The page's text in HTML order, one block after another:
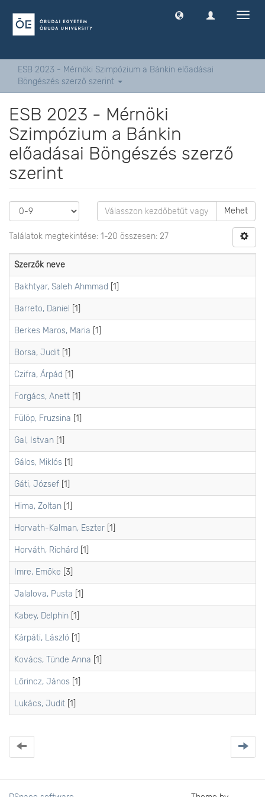
ESB 2023 - Mérnöki Szimpózium a Bánkin előadásai
Böngészés szerző szerint
ESB 2023 - Mérnöki
Szimpózium a Bánkin
előadásai Böngészés szerző
szerint
Mehet
Találatok megtekintése: 1-20 összesen: 27
Szerzők neve
Bakhtyar, Saleh Ahmmad [1]
Barreto, Daniel [1]
Berkes Maros, Maria [1]
Borsa, Judit [1]
Czifra, Árpád [1]
Forgács, Anett [1]
Fülöp, Fruzsina [1]
Gal, Istvan [1]
Gálos, Miklós [1]
Gáti, József [1]
Hima, Zoltan [1]
Horvath-Kalman, Eszter [1]
Horváth, Richárd [1]
Imre, Emőke [3]
Jalalova, Pusta [1]
Kabey, Delphin [1]
Kárpáti, László [1]
Kovács, Tünde Anna [1]
Lőrincz, János [1]
Lukács, Judit [1]